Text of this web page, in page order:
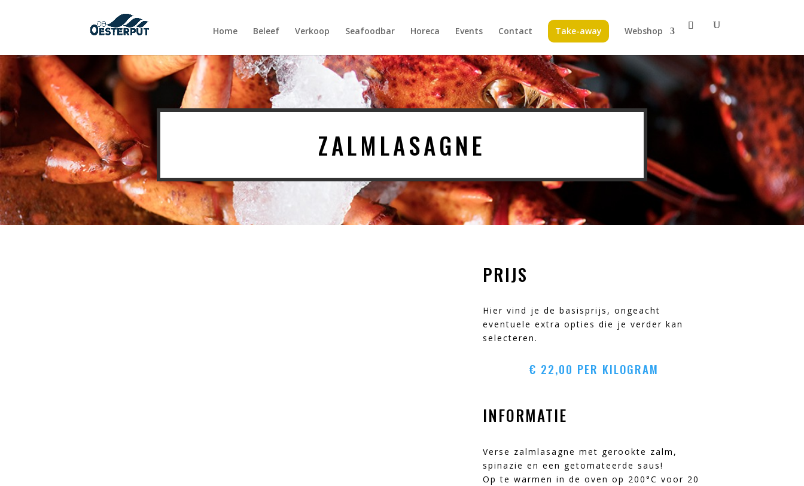
Home Beleef Verkoop Seafoodbar Horeca Events Contact Take-away Webshop
ZALMLASAGNE
PRIJS
Hier vind je de basisprijs, ongeacht
eventuele extra opties die je verder kan
selecteren.
€ 22,00 PER KILOGRAM
INFORMATIE
Verse zalmlasagne met gerookte zalm,
spinazie en een getomateerde saus!
Op te warmen in de oven op 200°C voor 20